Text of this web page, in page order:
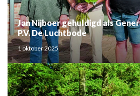
Jan Nijboer gehuldigd als
P.V. De Luchtbode
1 oktober 2025